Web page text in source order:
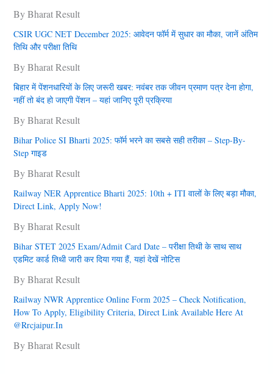
By Bharat Result
CSIR UGC NET December 2025: आवेदन फॉर्म में सुधार का मौका, जानें अंतिम
तिथि और परीक्षा तिथि
By Bharat Result
बिहार में पेंशनधारियों के लिए जरूरी खबर: नवंबर तक जीवन प्रमाण पत्र देना हाेगा,
नहीं तो बंद हो जाएगी पेंशन – यहां जानिए पूरी प्रक्रिया
By Bharat Result
Bihar Police SI Bharti 2025: फॉर्म भरने का सबसे सही तरीका – Step-By-
Step गाइड
By Bharat Result
Railway NER Apprentice Bharti 2025: 10th + ITI वालों के लिए बड़ा मौका,
Direct Link, Apply Now!
By Bharat Result
Bihar STET 2025 Exam/Admit Card Date – परीक्षा तिथी के साथ साथ
एडमिट कार्ड तिथी जारी कर दिया गया हैं, यहां देखें नोटिस
By Bharat Result
Railway NWR Apprentice Online Form 2025 – Check Notification,
How To Apply, Eligibility Criteria, Direct Link Available Here At
@rrcjaipur.in
By Bharat Result